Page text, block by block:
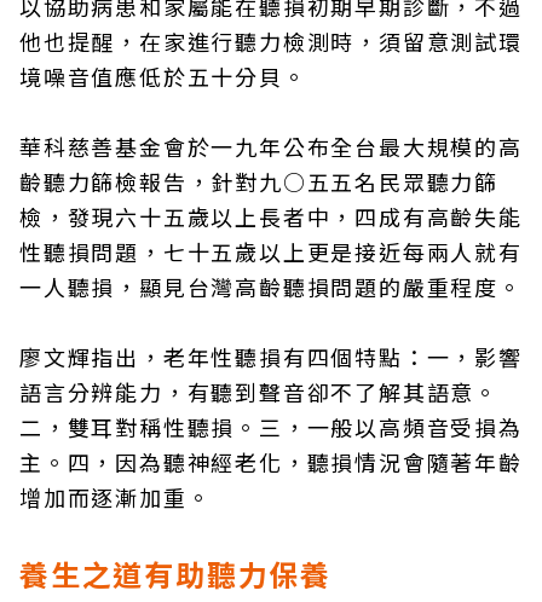
他也提醒，在家進行聽力檢測時，須留意測試環
境噪音值應低於五十分貝。
華科慈善基金會於一九年公布全台最大規模的高
齡聽力篩檢報告，針對九○五五名民眾聽力篩
檢，發現六十五歲以上長者中，四成有高齡失能
性聽損問題，七十五歲以上更是接近每兩人就有
一人聽損，顯見台灣高齡聽損問題的嚴重程度。
廖文輝指出，老年性聽損有四個特點：一，影響
語言分辨能力，有聽到聲音卻不了解其語意。
二，雙耳對稱性聽損。三，一般以高頻音受損為
主。四，因為聽神經老化，聽損情況會隨著年齡
增加而逐漸加重。
養生之道有助聽力保養